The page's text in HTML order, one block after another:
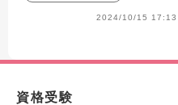
2024/10/15 17:13
資格受験